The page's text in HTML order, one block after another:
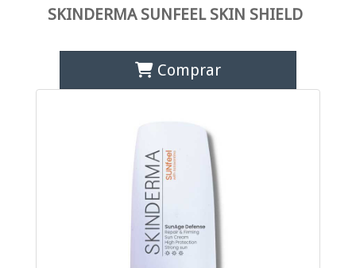
SKINDERMA SUNFEEL SKIN SHIELD
Comprar